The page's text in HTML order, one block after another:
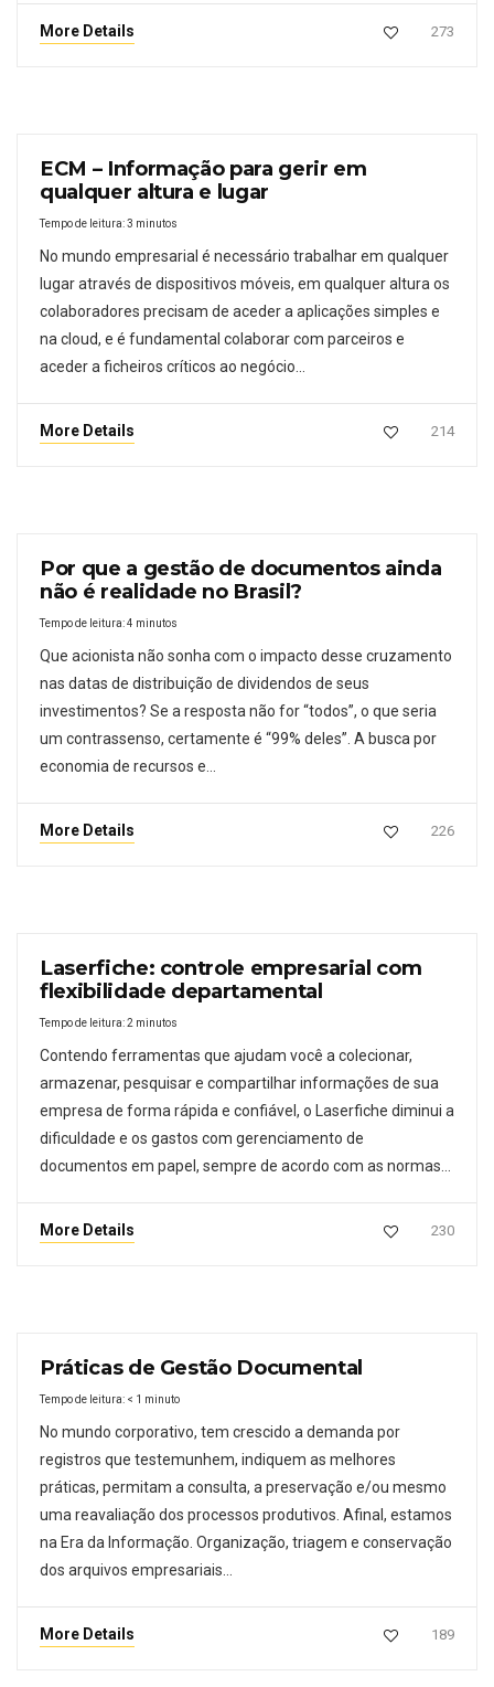
More Details 273
ECM – Informação para gerir em
qualquer altura e lugar
Tempo de leitura:3 minutos
No mundo empresarial é necessário trabalhar em qualquer
lugar através de dispositivos móveis, em qualquer altura os
colaboradores precisam de aceder a aplicações simples e
na cloud, e é fundamental colaborar com parceiros e
aceder a ficheiros críticos ao negócio…
More Details 214
Por que a gestão de documentos ainda
não é realidade no Brasil?
Tempo de leitura:4 minutos
Que acionista não sonha com o impacto desse cruzamento
nas datas de distribuição de dividendos de seus
investimentos? Se a resposta não for “todos”, o que seria
um contrassenso, certamente é “99% deles”. A busca por
economia de recursos e…
More Details 226
Laserfiche: controle empresarial com
flexibilidade departamental
Tempo de leitura:2 minutos
Contendo ferramentas que ajudam você a colecionar,
armazenar, pesquisar e compartilhar informações de sua
empresa de forma rápida e confiável, o Laserfiche diminui a
dificuldade e os gastos com gerenciamento de
documentos em papel, sempre de acordo com as normas…
More Details 230
Práticas de Gestão Documental
Tempo de leitura: < 1 minuto
No mundo corporativo, tem crescido a demanda por
registros que testemunhem, indiquem as melhores
práticas, permitam a consulta, a preservação e/ou mesmo
uma reavaliação dos processos produtivos. Afinal, estamos
na Era da Informação. Organização, triagem e conservação
dos arquivos empresariais…
More Details 189